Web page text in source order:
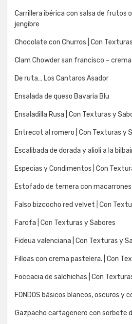
Carrillera ibérica con salsa de frutos
jengibre
Chocolate con Churros | Con
Clam Chowder san francisco –
De ruta… Los Cantaros Asador
Ensalada de queso Bavaria Blu
Ensaladilla Rusa | Con Texturas y
Entrecot al romero | Con Texturas y
Escalibada de dorada y alioli a la
Especias y Condimentos | Con
Estofado de ternera con macarrones
Falso bizcocho red velvet | Con
Farofa | Con Texturas y Sabores
Fideua valenciana | Con Texturas y
Filloas con crema pastelera. | Con
Foccacia de salchichas | Con
FONDOS básicos blancos, oscuros y
Gazpacho cartagenero con sorbete